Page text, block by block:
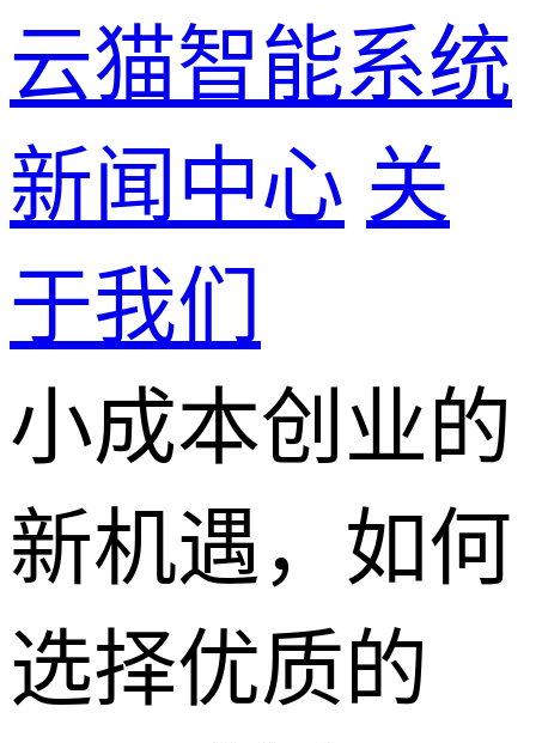
云猫智能系统
新闻中心 关
于我们
小成本创业的
新机遇，如何
选择优质的